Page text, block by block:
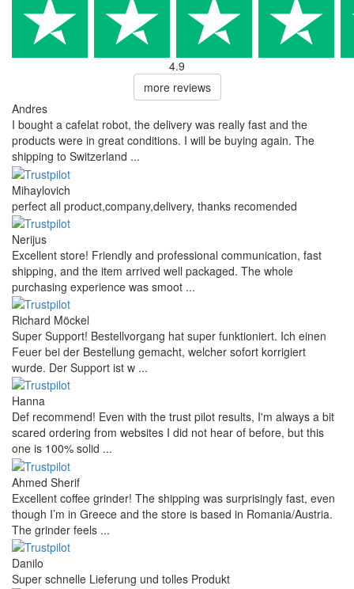
4.9
more reviews
Andres
I bought a cafelat robot, the delivery was really fast and the
products were in great conditions. I will be buying again. The
shipping to Switzerland ...
Mihaylovich
perfect all product,company,delivery, thanks recomended
Nerijus
Excellent store! Friendly and professional communication, fast
shipping, and the item arrived well packaged. The whole
purchasing experience was smoot ...
Richard Möckel
Super Support! Bestellvorgang hat super funktioniert. Ich einen
Feuer bei der Bestellung gemacht, welcher sofort korrigiert
wurde. Der Support ist w ...
Hanna
Def recommend! Even with the trust pilot results, I'm always a bit
scared ordering from websites I did not hear of before, but this
one is 100% solid ...
Ahmed Sherif
Excellent coffee grinder! The shipping was surprisingly fast, even
though I’m in Greece and the store is based in Romania/Austria.
The grinder feels ...
Danilo
Super schnelle Lieferung und tolles Produkt